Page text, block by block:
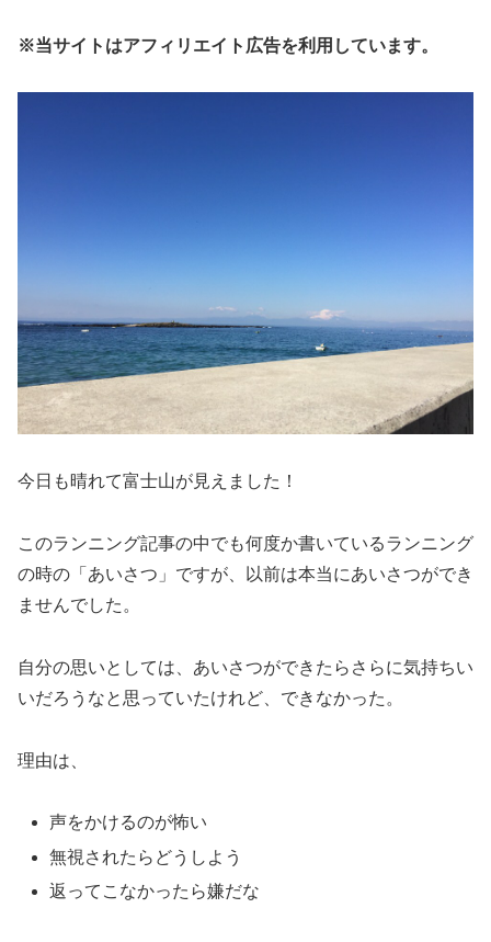
※当サイトはアフィリエイト広告を利用しています。
今日も晴れて富士山が見えました！
このランニング記事の中でも何度か書いているランニング
の時の「あいさつ」ですが、以前は本当にあいさつができ
ませんでした。
自分の思いとしては、あいさつができたらさらに気持ちい
いだろうなと思っていたけれど、できなかった。
理由は、
声をかけるのが怖い
無視されたらどうしよう
返ってこなかったら嫌だな